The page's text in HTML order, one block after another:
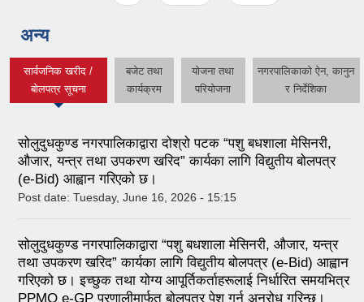
अन्य
सार्वजनिक खरीद /
बोलपत्र सूचना
(active tab)
बजेट तथा
कार्यक्रम
योजना तथा
परियोजना
नगरपालिकाको ऐन, कानुन
र निर्देशिका
सोलुदुधकुण्ड नगरपालिकाद्वारा दोश्रो पटक “पशु बधशाला मेसिनरी,
औजार, यन्त्र तथा उपकरण खरिद” कार्यका लागि विद्युतीय बोलपत्र
(e-Bid) आह्वान गरिएको छ।
Post date: Tuesday, June 16, 2026 - 15:15
सोलुदुधकुण्ड नगरपालिकाद्वारा “पशु बधशाला मेसिनरी, औजार, यन्त्र
तथा उपकरण खरिद” कार्यका लागि विद्युतीय बोलपत्र (e-Bid) आह्वान
गरिएको छ। इच्छुक तथा योग्य आपूर्तिकर्ताहरूलाई निर्धारित समयभित्र
PPMO e-GP प्रणालीमार्फत बोलपत्र पेश गर्न अनुरोध गरिन्छ।